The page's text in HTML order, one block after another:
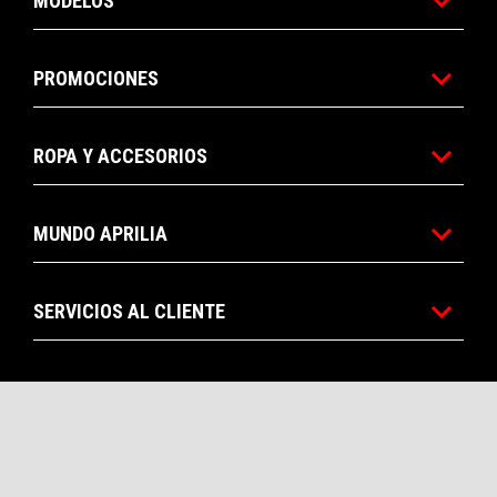
CONFIGURAR
RESERVA
CITA
TESTRIDE
PROMOCIONES
ROPA Y ACCESORIOS
MUNDO APRILIA
SERVICIOS AL CLIENTE
CONTACTOS